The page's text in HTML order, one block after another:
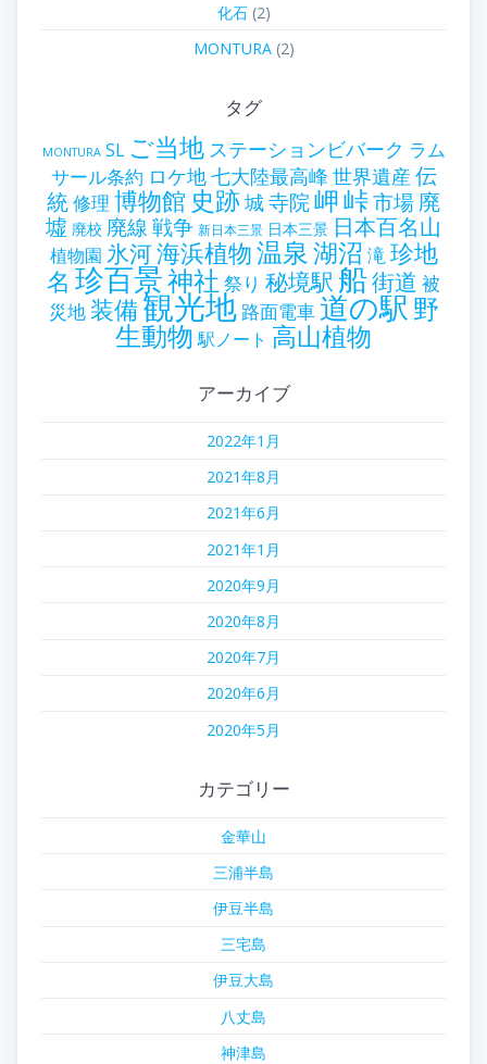
化石(2)
MONTURA(2)
タグ
MONTURA SL ご当地 ステーションビバーク ラム
サール条約 ロケ地七大陸最高峰 世界遺産 伝
統修理 博物館 史跡城寺院岬峠市場廃
墟 廃校 廃線戦争 新日本三景 日本三景 日本百名山
植物園 氷河海浜植物温泉湖沼 滝珍地
名 珍百景神社 祭り 秘境駅 船街道 被
災地装備観光地 路面電車道の駅野
生動物 駅ノート 高山植物
アーカイブ
2022年1月
2021年8月
2021年6月
2021年1月
2020年9月
2020年8月
2020年7月
2020年6月
2020年5月
カテゴリー
金華山
三浦半島
伊豆半島
三宅島
伊豆大島
八丈島
神津島